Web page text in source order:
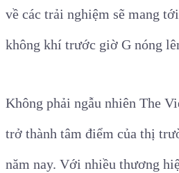
về các trải nghiệm sẽ mang
không khí trước giờ G nóng
Không phải ngẫu nhiên The
trở thành tâm điểm của thị
năm nay. Với nhiều thương